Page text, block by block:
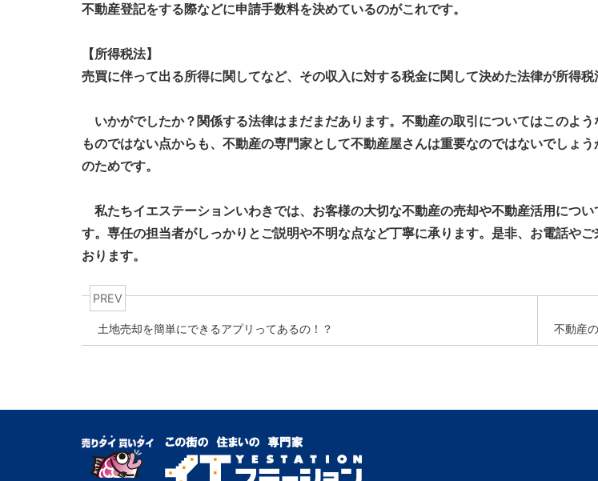
不動産登記をする際などに申請手数料を決めているのがこれです。
【所得税法】
売買に伴って出る所得に関してなど、その収入に対する税金に関して決めた法律が所得税
いかがでしたか？関係する法律はまだまだあります。不動産の取引についてはこのよ
ものではない点からも、不動産の専門家として不動産屋さんは重要なのではないでしょ
のためです。
私たちイエステーションいわきでは、お客様の大切な不動産の売却や不動産活用につ
す。専任の担当者がしっかりとご説明や不明な点など丁寧に承ります。是非、お電話や
おります。
PREV
土地売却を簡単にできるアプリってあるの！？ 不動産